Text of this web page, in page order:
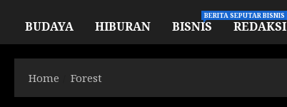
BUDAYA HIBURAN BISNIS
BERITA SEPUTAR BISNIS
REDAKSI
Home Forest